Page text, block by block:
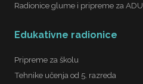
Radionice glume i pripreme za ADU
Edukativne radionice
Pripreme za školu
Tehnike učenja od 5. razreda